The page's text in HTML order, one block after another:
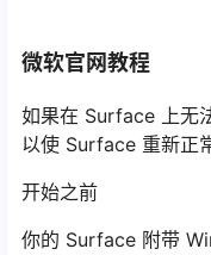
微软官网教程
如果在 Surface 上无
以使 Surface 重新正
开始之前
你的 Surface 附带